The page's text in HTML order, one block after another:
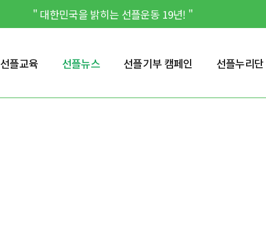
" 대한민국을 밝히는 선플운동 19년! "
선플교육 선플뉴스 선플기부 캠페인 선플누리단